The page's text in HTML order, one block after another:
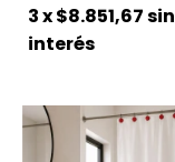
3x$8.851,67sin
interés